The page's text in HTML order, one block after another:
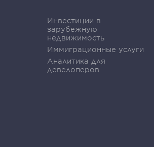
Инвестиции в
зарубежную
недвижимость
Иммиграционные услуги
Аналитика для
девелоперов